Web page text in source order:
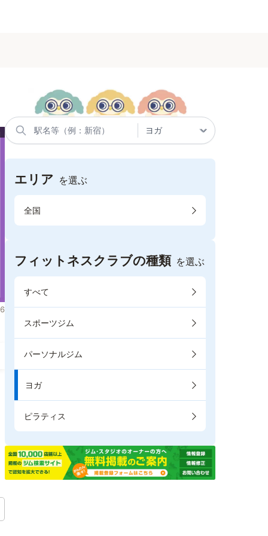
エリア を選ぶ
全国
フィットネスクラブの種類 を選ぶ
すべて
スポーツジム
パーソナルジム
ヨガ
ピラティス